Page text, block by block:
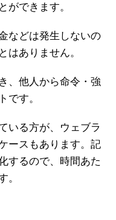
ができます。
などは発生しないの
はありません。
、他人から命令・強
です。
いる方が、ウェブラ
ースもあります。記
するので、時間あた
。